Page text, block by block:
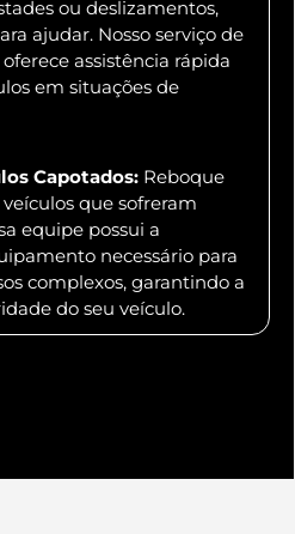
ou deslizamentos,
ajudar. Nosso serviço de
assistência rápida
em situações de
Capotados: Reboque
que sofreram
equipe possui a
necessário para
complexos, garantindo a
do seu veículo.